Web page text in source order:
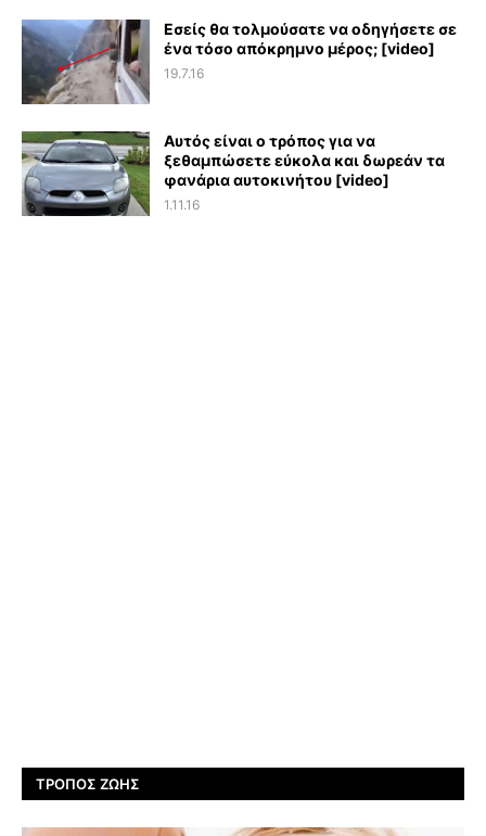
Εσείς θα τολμούσατε να οδηγήσετε σε
ένα τόσο απόκρημνο μέρος; [video]
19.7.16
Αυτός είναι ο τρόπος για να
ξεθαμπώσετε εύκολα και δωρεάν τα
φανάρια αυτοκινήτου [video]
1.11.16
ΤΡΌΠΟΣ ΖΩΉΣ